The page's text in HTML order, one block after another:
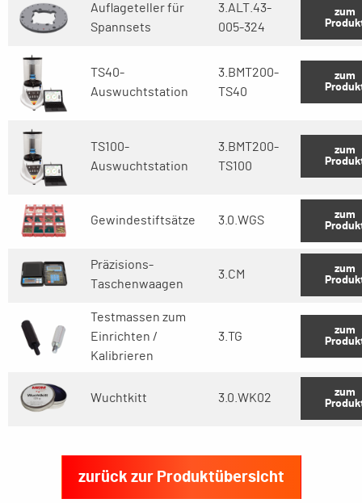
Auflageteller für
Spannsets
3.ALT.43-
005-324
zum
TS40-
Auswuchtstation
3.BMT200-
TS40
zum
TS100-
Auswuchtstation
3.BMT200-
TS100
zum
Gewindestiftsätze 3.0.WGS
zum
Präzisions-
Taschenwaagen
3.CM
zum
Testmassen zum
Einrichten /
Kalibrieren
3.TG
zum
Wuchtkitt 3.0.WK02
zum
zurück zur Produktübersicht